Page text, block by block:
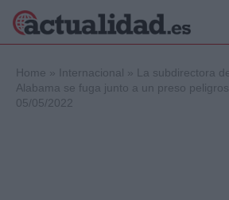
Home » Internacional »
La subdirectora
Alabama se fuga junto a un preso
05/05/2022